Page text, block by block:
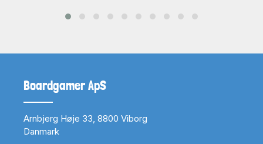
Boardgamer ApS
Arnbjerg Høje 33, 8800 Viborg
Danmark